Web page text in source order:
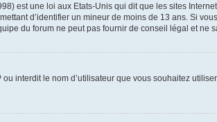
est une loi aux Etats-Unis qui dit que les sites
d’identifier un mineur de moins de 13 ans. Si
du forum ne peut pas fournir de conseil légal et
interdit le nom d’utilisateur que vous souhaitez